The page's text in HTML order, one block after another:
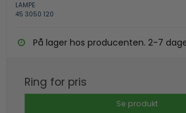
LAMPE
45 3050 120
På lager hos producenten. 2-7
Ring for pris
Se produkt